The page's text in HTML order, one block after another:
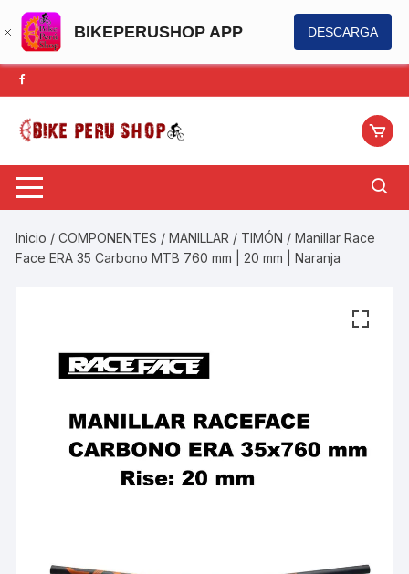
BIKEPERUSHOP APP DESCARGA
Saltar
al
contenido
Inicio /COMPONENTES /MANILLAR / TIMÓN / Manillar Race
Face ERA 35 Carbono MTB 760 mm | 20 mm | Naranja